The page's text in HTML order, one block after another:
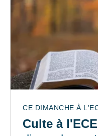
CE DIMANCHE À
Culte à l'ECE